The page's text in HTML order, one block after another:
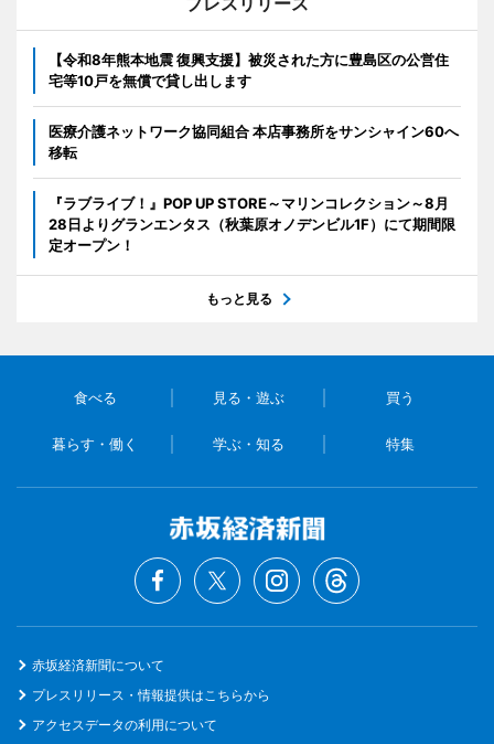
【令和8年熊本地震 復興支援】被災された方に豊島区の公営住
宅等10戸を無償で貸し出します
医療介護ネットワーク協同組合 本店事務所をサンシャイン60へ
移転
『ラブライブ！』POP UP STORE～マリンコレクション～8月
28日よりグランエンタス（秋葉原オノデンビル1F）にて期間限
定オープン！
もっと見る
食べる 見る・遊ぶ 買う
暮らす・働く 学ぶ・知る 特集
赤坂経済新聞について
プレスリリース・情報提供はこちらから
アクセスデータの利用について